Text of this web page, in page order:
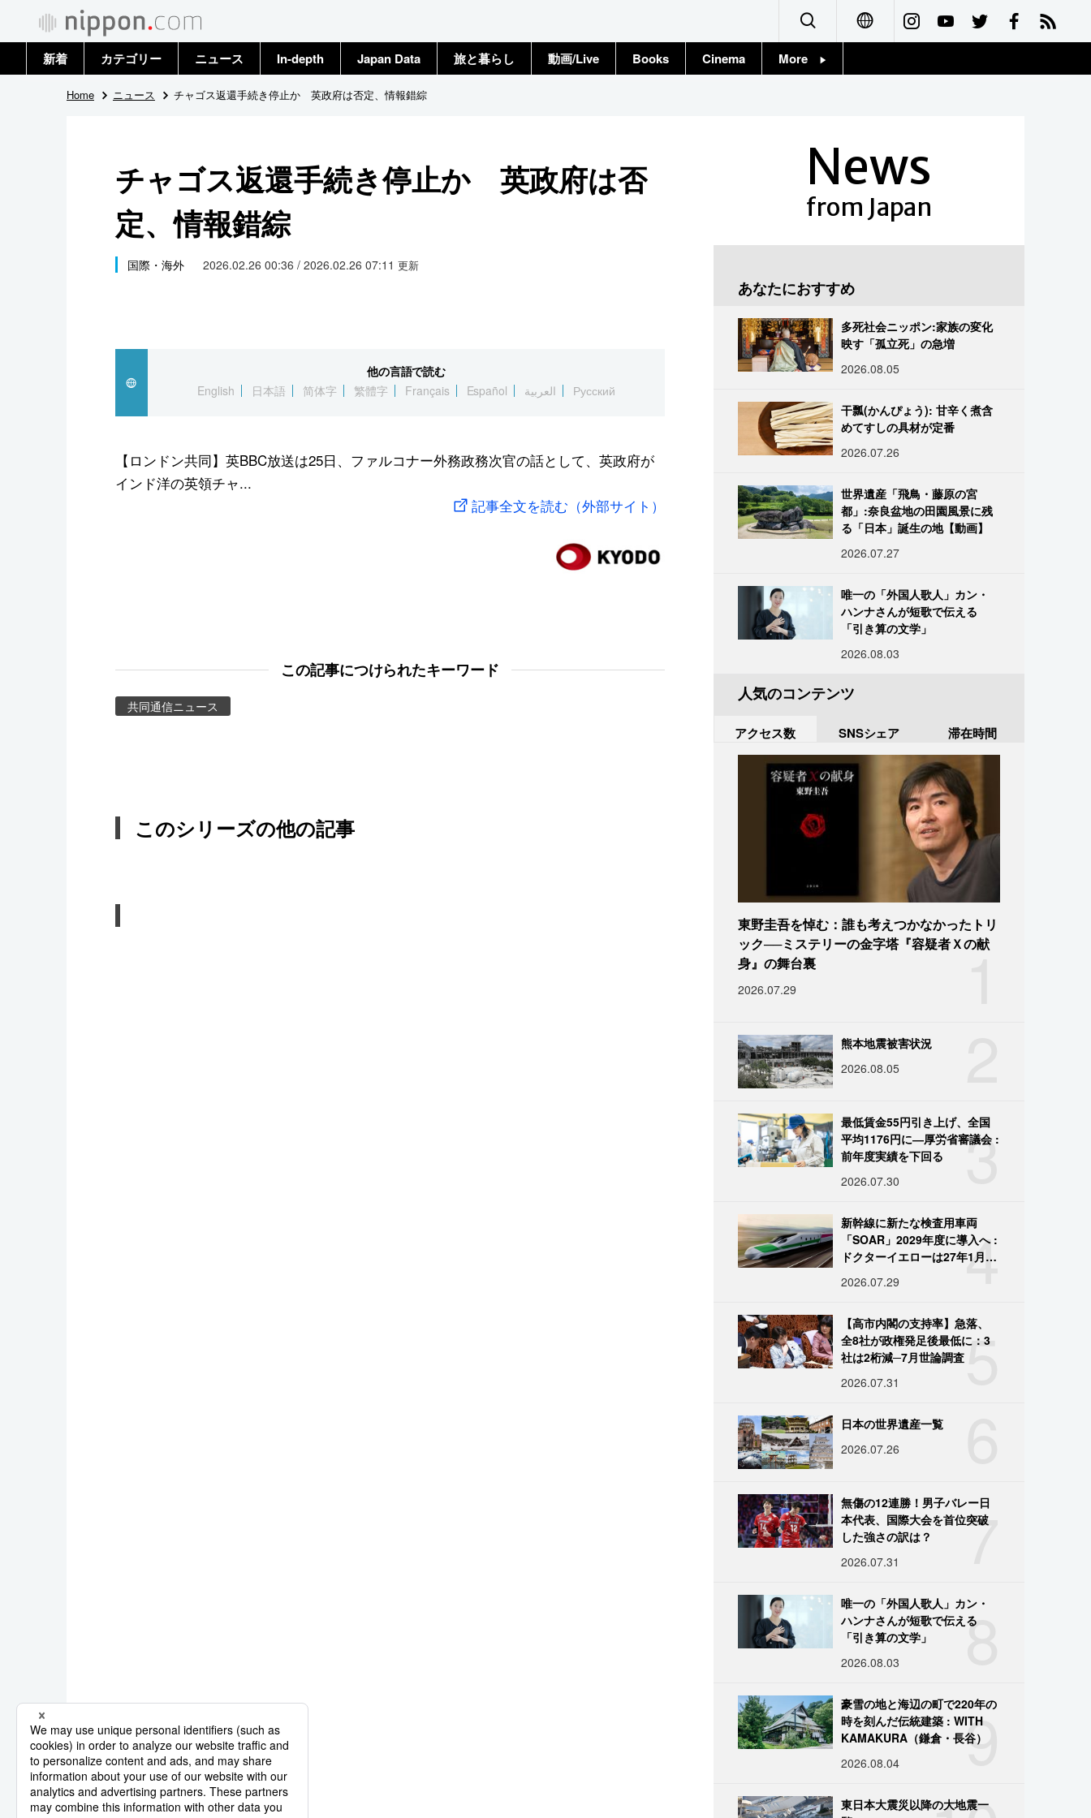
Français
新着 カテゴリー
政治・外交
国際
社会
文化
スポーツ・東京2020
ニュース
トップ
In-depth Japan Data 旅と暮らし 動画/Live Books Cinema More
Home ニュース チャゴス返還手続き停止か 英政府は否定、情報錯綜
チャゴス返還手続き停止か 英政府は否
定、情報錯綜
国際・海外 2026.02.26 00:36 / 2026.02.26 07:11 更新
他の言語で読む
English
日本語 简体字 繁體字 Français Español العربية Русский
【ロンドン共同】英BBC放送は25日、ファルコナー外務政務次官の話として、英政府が
インド洋の英領チャ...
記事全文を読む（外部サイト）
この記事につけられたキーワード
共同通信ニュース
このシリーズの他の記事
News
from Japan
あなたにおすすめ
多死社会ニッポン:家族の変化
映す「孤立死」の急増
2026.08.05
干瓢(かんぴょう): 甘辛く煮含
めてすしの具材が定番
2026.07.26
世界遺産「飛鳥・藤原の宮
都」:奈良盆地の田園風景に残
る「日本」誕生の地【動画】
2026.07.27
唯一の「外国人歌人」カン・
ハンナさんが短歌で伝える
「引き算の文学」
2026.08.03
人気のコンテンツ
アクセス数 SNSシェア 滞在時間
1
東野圭吾を悼む：誰も考えつかなかったトリ
ック──ミステリーの金字塔『容疑者Ｘの献
身』の舞台裏
2026.07.29
熊本地震被害状況
2026.08.05
3
最低賃金55円引き上げ、全国
平均1176円に―厚労省審議会 :
前年度実績を下回る
2026.07.30
4
新幹線に新たな検査用車両
「SOAR」2029年度に導入へ :
ドクターイエローは27年1月に
2026.07.29
5
【高市内閣の支持率】急落、
全8社が政権発足後最低に：3
社は2桁減─7月世論調査
2026.07.31
日本の世界遺産一覧
2026.07.26
7
無傷の12連勝！男子バレー日
本代表、国際大会を首位突破
した強さの訳は？
2026.07.31
8
唯一の「外国人歌人」カン・
ハンナさんが短歌で伝える
「引き算の文学」
2026.08.03
9
豪雪の地と海辺の町で220年の
時を刻んだ伝統建築 : WITH
KAMAKURA（鎌倉・長谷）
2026.08.04
東日本大震災以降の大地震一